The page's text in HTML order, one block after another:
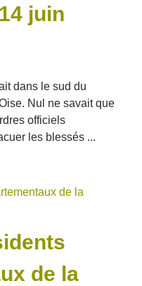
juin
dans le sud du
Nul ne savait que
officiels
les blessés ...
de la